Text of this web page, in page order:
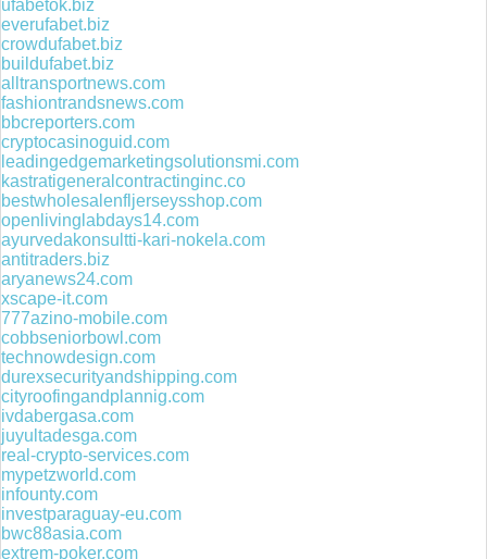
ufabetok.biz
everufabet.biz
crowdufabet.biz
buildufabet.biz
alltransportnews.com
fashiontrandsnews.com
bbcreporters.com
cryptocasinoguid.com
leadingedgemarketingsolutionsmi.com
kastratigeneralcontractinginc.co
bestwholesalenfljerseysshop.com
openlivinglabdays14.com
ayurvedakonsultti-kari-nokela.com
antitraders.biz
aryanews24.com
xscape-it.com
777azino-mobile.com
cobbseniorbowl.com
technowdesign.com
durexsecurityandshipping.com
cityroofingandplannig.com
ivdabergasa.com
juyultadesga.com
real-crypto-services.com
mypetzworld.com
infounty.com
investparaguay-eu.com
bwc88asia.com
extrem-poker.com